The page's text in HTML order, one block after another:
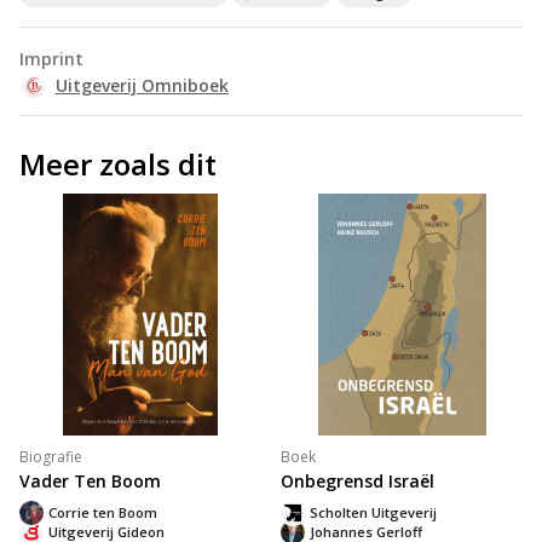
Imprint
Uitgeverij Omniboek
Meer zoals dit
Biografie
Vader Ten Boom
Uitgeverij Gideon
Corrie ten Boom
Boek
Onbegrensd Israël
Johannes Gerloff
Scholten Uitgeverij